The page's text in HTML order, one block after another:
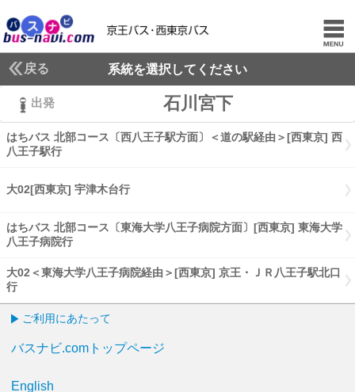
戻る 系統を選択してください
出発 石川宮下
はちバス 北部コース〔西八王子駅方面〕＜道の駅経由＞[西東京] 西
八王子駅行
大02[西東京] 宇津木台行
はちバス 北部コース〔東海大学八王子病院方面〕[西東京] 東海大学
八王子病院行
大02＜東海大学八王子病院経由＞[西東京] 京王・ＪＲ八王子駅北口
行
ご利用にあたって
バスナビ.comトップページ
English